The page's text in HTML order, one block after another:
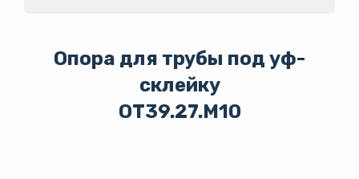
Опора для трубы под уф-
склейку
OT39.27.M10